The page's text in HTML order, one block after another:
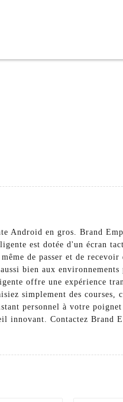
Android en gros. Brand
est dotée d'un écran
de passer et de recevoir
bien aux environnements
offre une expérience
simplement des courses,
personnel à votre poignet
innovant. Contactez Brand